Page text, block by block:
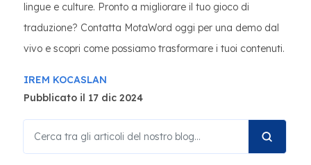
lingue e culture. Pronto a migliorare il tuo gioco di
traduzione? Contatta MotaWord oggi per una demo dal
vivo e scopri come possiamo trasformare i tuoi contenuti.
IREM KOCASLAN
Pubblicato il 17 dic 2024